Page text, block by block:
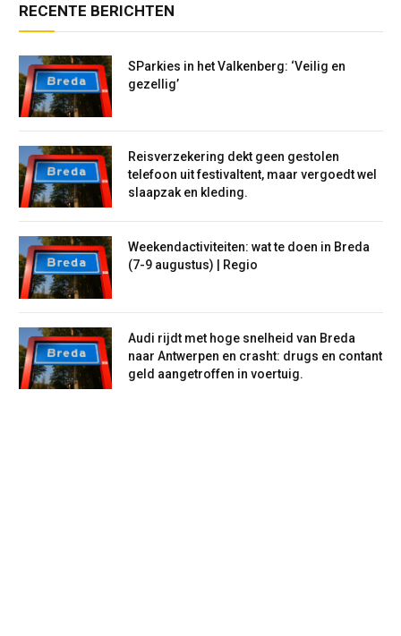
RECENTE BERICHTEN
SParkies in het Valkenberg: ‘Veilig en
gezellig’
Reisverzekering dekt geen gestolen
telefoon uit festivaltent, maar vergoedt wel
slaapzak en kleding.
Weekendactiviteiten: wat te doen in Breda
(7-9 augustus) | Regio
Audi rijdt met hoge snelheid van Breda
naar Antwerpen en crasht: drugs en contant
geld aangetroffen in voertuig.